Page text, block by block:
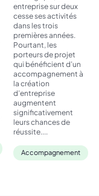
entreprise sur deux
cesse ses activités
dans les trois
premières années.
Pourtant, les
porteurs de projet
qui bénéficient d’un
accompagnement à
la création
d’entreprise
augmentent
significativement
leurs chances de
réussite....
Accompagnement